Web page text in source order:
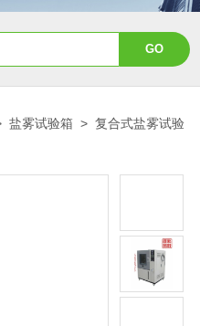
盐雾试验箱 >复合式盐雾试验